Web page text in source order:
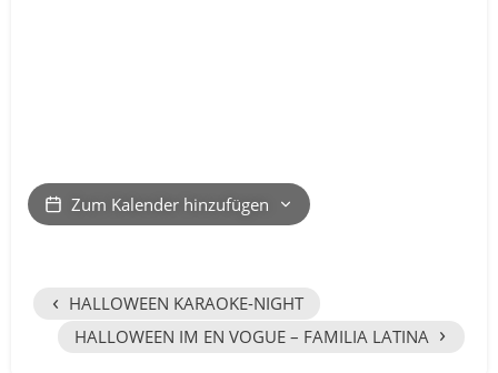
Zum Kalender hinzufügen
‹ HALLOWEEN KARAOKE-NIGHT
HALLOWEEN IM EN VOGUE – FAMILIA LATINA ›